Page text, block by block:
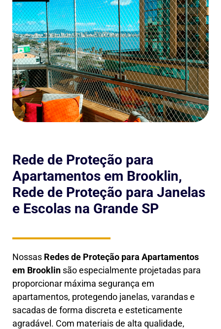
Rede de Proteção para
Apartamentos em Brooklin,
Rede de Proteção para Janelas
e Escolas na Grande SP
Nossas Redes de Proteção para Apartamentos
em Brooklin são especialmente projetadas para
proporcionar máxima segurança em
apartamentos, protegendo janelas, varandas e
sacadas de forma discreta e esteticamente
agradável. Com materiais de alta qualidade,